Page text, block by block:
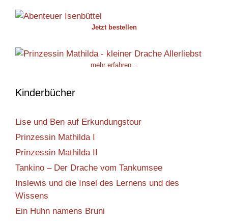
Jetzt bestellen
mehr erfahren...
Kinderbücher
Lise und Ben auf Erkundungstour
Prinzessin Mathilda I
Prinzessin Mathilda II
Tankino – Der Drache vom Tankumsee
Inslewis und die Insel des Lernens und des
Wissens
Ein Huhn namens Bruni